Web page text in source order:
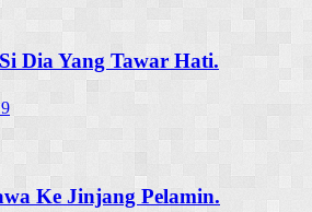
Dia Yang Tawar Hati.
Ke Jinjang Pelamin.